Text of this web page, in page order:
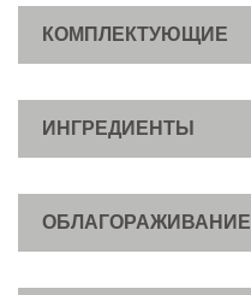
КОМПЛЕКТУЮЩИЕ
ИНГРЕДИЕНТЫ
ОБЛАГОРАЖИВАНИЕ